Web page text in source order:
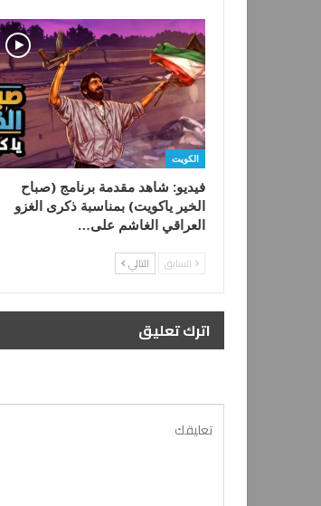
الكويت
فيديو: شاهد مقدمة برنامج (صباح
الخير ياكويت) بمناسبة ذكرى الغزو
العراقي الغاشم على…
السابق التالي
اترك تعليق